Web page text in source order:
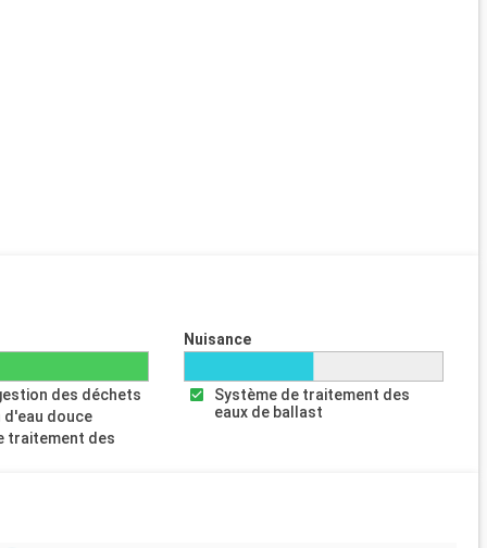
des déchets
douce
traitement des
Nuisance
Système de traitement des
eaux de ballast